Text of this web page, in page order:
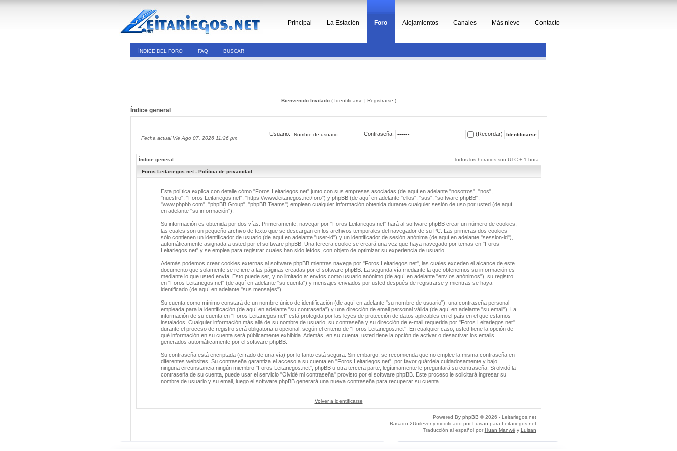
Principal La Estación Foro Alojamientos Canales Más nieve Contacto
ÍNDICE DEL FORO FAQ BUSCAR
Bienvenido Invitado( Identificarse | Registrarse )
Índice general
Fecha actual Vie Ago 07, 2026 11:26 pm
Usuario: Contraseña: (Recordar)
Índice general Todos los horarios son UTC + 1 hora
Foros Leitariegos.net - Política de privacidad
Esta política explica con detalle cómo "Foros Leitariegos.net" junto con sus empresas asociadas (de aquí en adelante "nosotros", "nos",
"nuestro", "Foros Leitariegos.net", "https://www.leitariegos.net/foro") y phpBB (de aquí en adelante "ellos", "sus", "software phpBB",
"www.phpbb.com", "phpBB Group", "phpBB Teams") emplean cualquier información obtenida durante cualquier sesión de uso por usted (de aquí
en adelante "su información").
Su información es obtenida por dos vías. Primeramente, navegar por "Foros Leitariegos.net" hará al software phpBB crear un número de cookies,
las cuales son un pequeño archivo de texto que se descargan en los archivos temporales del navegador de su PC. Las primeras dos cookies
sólo contienen un identificador de usuario (de aquí en adelante "user-id") y un identificador de sesión anónima (de aquí en adelante "session-id"),
automáticamente asignada a usted por el software phpBB. Una tercera cookie se creará una vez que haya navegado por temas en "Foros
Leitariegos.net" y se emplea para registrar cuales han sido leídos, con objeto de optimizar su experiencia de usuario.
Además podemos crear cookies externas al software phpBB mientras navega por "Foros Leitariegos.net", las cuales exceden el alcance de este
documento que solamente se refiere a las páginas creadas por el software phpBB. La segunda vía mediante la que obtenemos su información es
mediante lo que usted envía. Esto puede ser, y no limitado a: envíos como usuario anónimo (de aquí en adelante "envíos anónimos"), su registro
en "Foros Leitariegos.net" (de aquí en adelante "su cuenta") y mensajes enviados por usted después de registrarse y mientras se haya
identificado (de aquí en adelante "sus mensajes").
Su cuenta como mínimo constará de un nombre único de identificación (de aquí en adelante "su nombre de usuario"), una contraseña personal
empleada para la identificación (de aquí en adelante "su contraseña") y una dirección de email personal válida (de aquí en adelante "su email"). La
información de su cuenta en "Foros Leitariegos.net" está protegida por las leyes de protección de datos aplicables en el país en el que estamos
instalados. Cualquier información más allá de su nombre de usuario, su contraseña y su dirección de e-mail requerida por "Foros Leitariegos.net"
durante el proceso de registro será obligatoria u opcional, según el criterio de “Foros Leitariegos.net”. En cualquier caso, usted tiene la opción de
qué información en su cuenta será públicamente exhibida. Además, en su cuenta, usted tiene la opción de activar o desactivar los emails
generados automáticamente por el software phpBB.
Su contraseña está encriptada (cifrado de una vía) por lo tanto está segura. Sin embargo, se recomienda que no emplee la misma contraseña en
diferentes websites. Su contraseña garantiza el acceso a su cuenta en "Foros Leitariegos.net", por favor guárdela cuidadosamente y bajo
ninguna circunstancia ningún miembro "Foros Leitariegos.net", phpBB u otra tercera parte, legítimamente le preguntará su contraseña. Si olvidó la
contraseña de su cuenta, puede usar el servicio "Olvidé mi contraseña" provisto por el software phpBB. Este proceso le solicitará ingresar su
nombre de usuario y su email, luego el software phpBB generará una nueva contraseña para recuperar su cuenta.
Volver a identificarse
Powered By phpBB © 2026 - Leitariegos.net
Basado 2Unilever y modificado por Luisan para Leitariegos.net
Traducción al español por Huan Manwë y Luisan